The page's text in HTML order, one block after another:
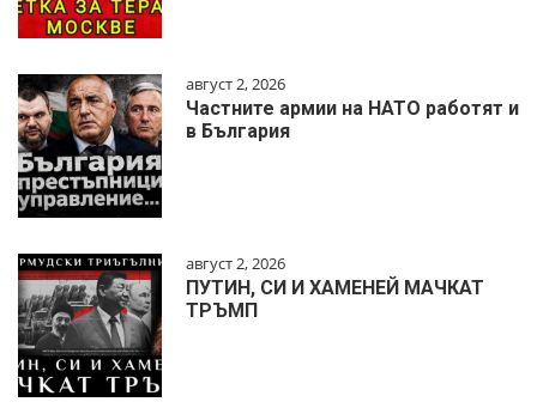
август 2, 2026
Частните армии на НАТО работят и
в България
август 2, 2026
ПУТИН, СИ И ХАМЕНЕЙ МАЧКАТ
ТРЪМП